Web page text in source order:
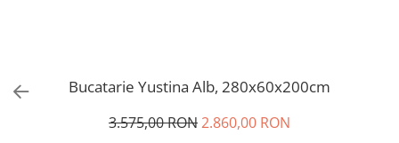
Bucatarie Yustina Alb, 280x60x200cm
3.575,00 RON2.860,00 RON